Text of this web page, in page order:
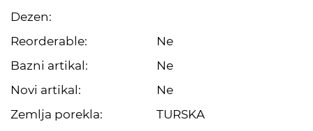
Dezen:
Reorderable:
Ne
Bazni artikal:
Ne
Novi artikal:
Ne
Zemlja porekla:
TURSKA